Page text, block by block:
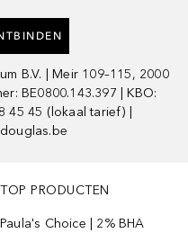
B.V. | Meir 109–115, 2000
BE0800.143.397 | KBO:
45 45 (lokaal tarief) |
TOP PRODUCTEN
Paula's Choice | 2% BHA